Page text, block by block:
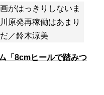
がはっきりしないま
原発再稼働はあまり
／鈴木涼美
「8cmヒールで踏みつ